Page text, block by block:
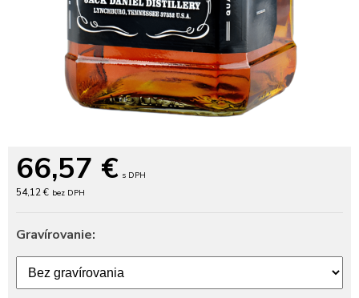
66,57 € s DPH
54,12 € bez DPH
Gravírovanie: